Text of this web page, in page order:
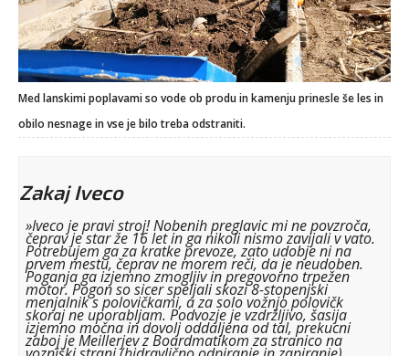
Med lanskimi poplavami so vode ob produ in kamenju prinesle še les in
obilo nesnage in vse je bilo treba odstraniti.
Zakaj Iveco
»Iveco je pravi stroj! Nobenih preglavic mi ne povzroča,
čeprav je star že 16 let in ga nikoli nismo zavijali v vato.
Potrebujem ga za kratke prevoze, zato udobje ni na
prvem mestu, čeprav ne morem reči, da je neudoben.
Poganja ga izjemno zmogljiv in pregovorno trpežen
motor. Pogon so sicer speljali skozi 8-stopenjski
menjalnik s polovičkami, a za solo vožnjo polovičk
skoraj ne uporabljam. Podvozje je vzdržljivo, šasija
izjemno močna in dovolj oddaljena od tal, prekucni
zaboj je Meillerjev z Boardmatikom za stranico na